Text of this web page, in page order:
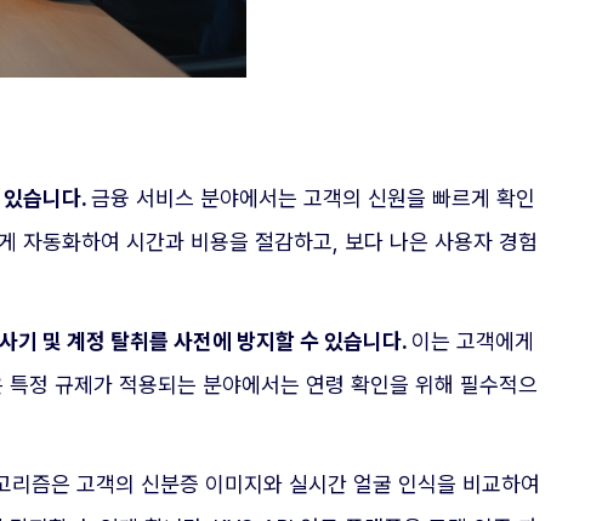
습니다.금융 서비스 분야에서는 고객의 신원을 빠르게 확인
자동화하여 시간과 비용을 절감하고, 보다 나은 사용자 경험
기 및 계정 탈취를 사전에 방지할 수 있습니다. 이는 고객에게
정 규제가 적용되는 분야에서는 연령 확인을 위해 필수적으
즘은 고객의 신분증 이미지와 실시간 얼굴 인식을 비교하여